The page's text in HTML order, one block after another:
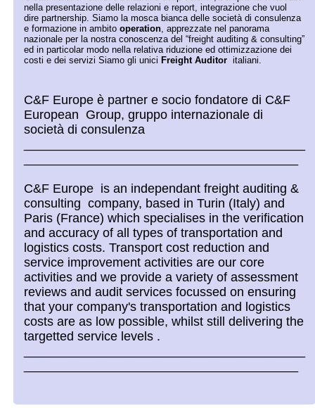
nella presentazione delle relazioni e report, integrazione che vuol
dire partnership. Siamo la mosca bianca delle società di consulenza
e formazione in ambito operation, apprezzate nel panorama
nazionale per la nostra conoscenza del “freight auditing & consulting”
ed in particolar modo nella relativa riduzione ed ottimizzazione dei
costi e dei servizi Siamo gli unici Freight Auditor italiani.
C&F Europe è partner e socio fondatore di C&F
European Group, gruppo internazionale di
società di consulenza
C&F Europe is an independant freight auditing &
consulting company, based in Turin (Italy) and
Paris (France) which specialises in the verification
and accuracy of all types of transportation and
logistics costs. Transport cost reduction and
service improvement activities are our core
activities and we provide a variety of assessment
reviews and audit services focussed on ensuring
that your company's transportation and logistics
costs are as low possible, whilst still delivering the
targetted service levels .